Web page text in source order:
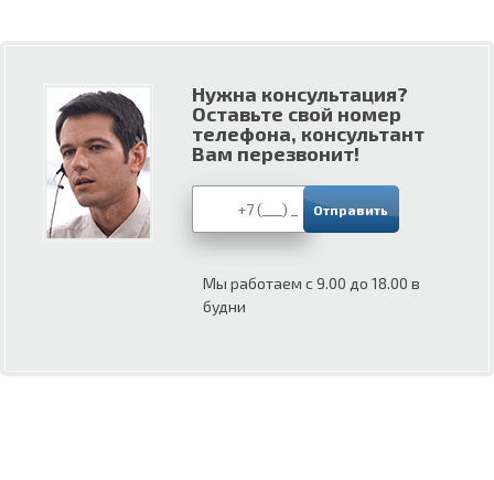
Нужна консультация?
Оставьте свой номер
телефона, консультант
Вам перезвонит!
Мы работаем с 9.00 до 18.00 в
будни